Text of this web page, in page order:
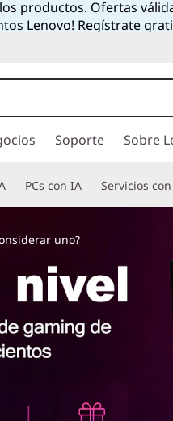
productos. Ofertas
Lenovo! Regístrate
Soporte Sobre
PCs con IA Servicios
uno?